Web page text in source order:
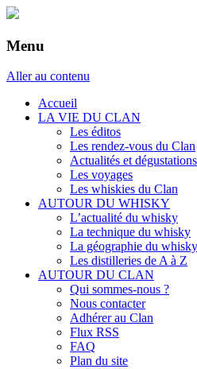
Menu
Aller au contenu
Accueil
LA VIE DU CLAN
Les éditos
Les rendez-vous du Clan
Actualités et dégustations
Les voyages
Les whiskies du Clan
AUTOUR DU WHISKY
L’actualité du whisky
La technique du whisky
La géographie du whisky
Les distilleries de A à Z
AUTOUR DU CLAN
Qui sommes-nous ?
Nous contacter
Adhérer au Clan
Flux RSS
FAQ
Plan du site